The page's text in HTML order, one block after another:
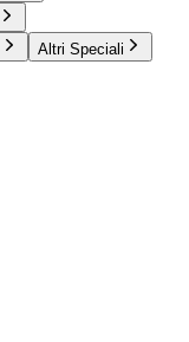
Altri Speciali